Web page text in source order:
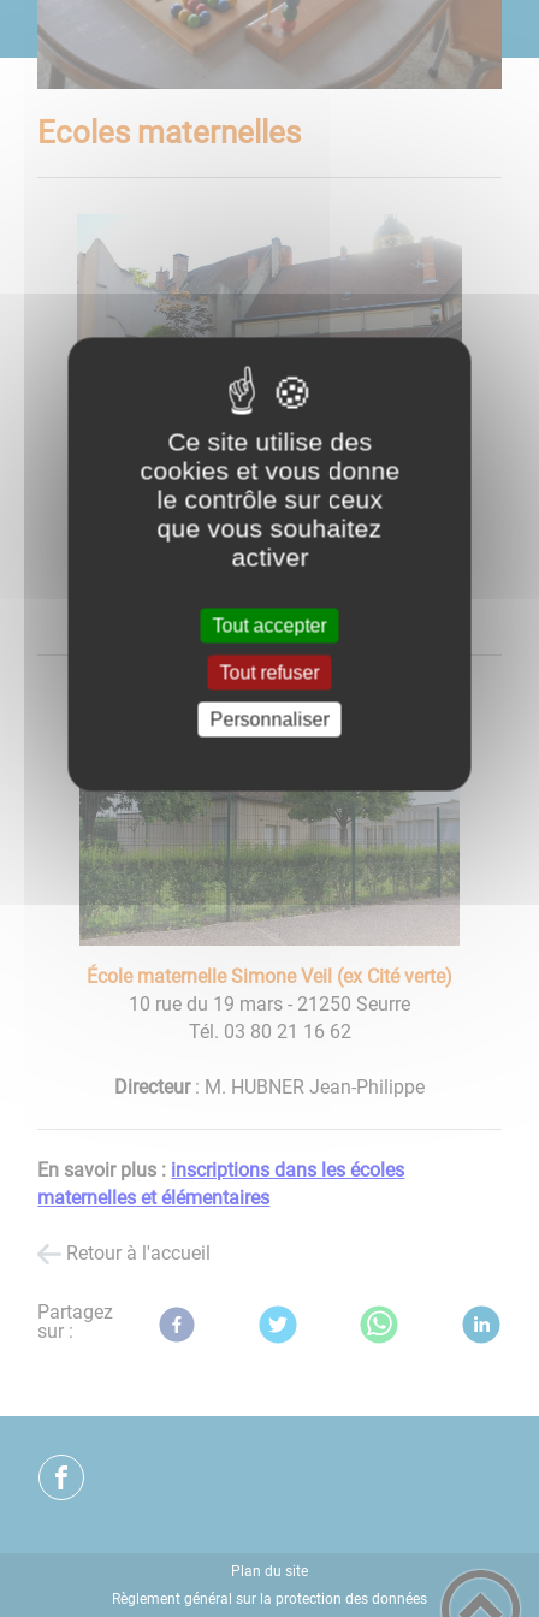
Ecoles maternelles
École maternelle du Centre
6 rue des Écoles - 21250 Seurre
Tél. 03 80 21 15 91
Directrice: Mme LOFFREDO Léa
École maternelle Simone Veil (ex Cité verte)
10 rue du 19 mars - 21250 Seurre
Tél. 03 80 21 16 62
Directeur : M. HUBNER Jean-Philippe
​​​​​​En savoir plus : inscriptions dans les écoles
maternelles et élémentaires
Retour à l'accueil
Partagez
sur :
Plan du site
Règlement général sur la protection des données
Ce site utilise des
cookies et vous donne
le contrôle sur ceux
que vous souhaitez
activer
Tout accepter
Tout refuser
Personnaliser